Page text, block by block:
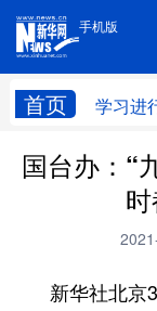
手机版
首页 学习进
手机版
学习进行时
科技
国台办：“
新华社北京3